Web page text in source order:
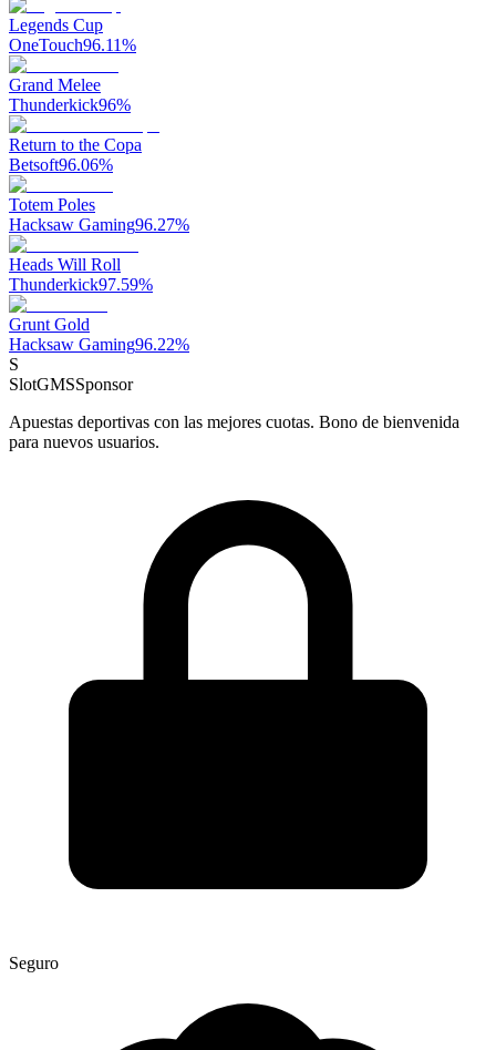
Legends Cup
OneTouch96.11%
Grand Melee
Thunderkick96%
Return to the Copa
Betsoft96.06%
Totem Poles
Hacksaw Gaming96.27%
Heads Will Roll
Thunderkick97.59%
Grunt Gold
Hacksaw Gaming96.22%
S
SlotGMSSponsor
Apuestas deportivas con las mejores cuotas. Bono de bienvenida
para nuevos usuarios.
Seguro